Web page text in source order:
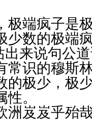
极端疯子是
少数的极端
来说句公
常识的穆斯
的极少，极
。
洲岌岌乎殆